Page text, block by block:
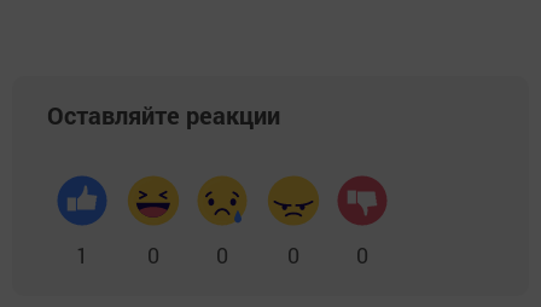
Оставляйте реакции
1 0 0 0 0